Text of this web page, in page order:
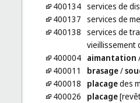
400134 services de
400137 services de
400138 services de
vieillissement
400004 aimantation
400011
brasage/
400018
placagedes
400026
placage